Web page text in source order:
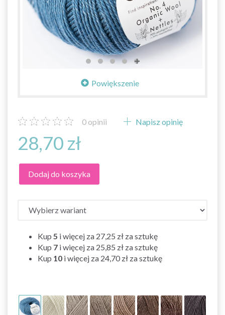
Powiększenie
0 opinii Napisz opinię
28,70 zł
Dodaj do koszyka
Kup 5 i więcej za 27,25 zł za sztukę
Kup 7 i więcej za 25,85 zł za sztukę
Kup 10 i więcej za 24,70 zł za sztukę